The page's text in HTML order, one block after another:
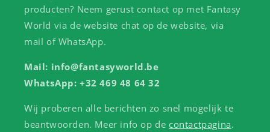
producten? Neem gerust contact op met Fantasy
World via de website chat op de website, via
mail of WhatsApp.
Mail: info@fantasyworld.be
WhatsApp: +32 469 48 64 32
Wij proberen alle berichten zo snel mogelijk te
beantwoorden. Meer info op decontactpagina.